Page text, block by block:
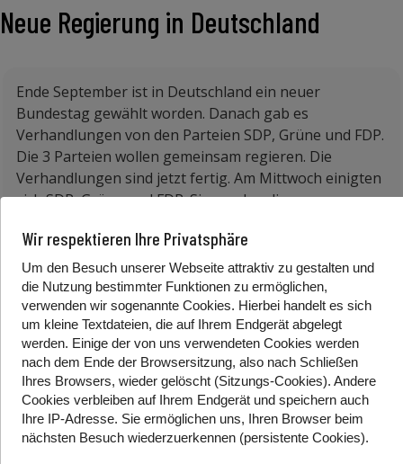
Neue Regierung in Deutschland
Ende September ist in Deutschland ein neuer
Bundestag gewählt worden. Danach gab es
Verhandlungen von den Parteien SDP, Grüne und FDP.
Die 3 Parteien wollen gemeinsam regieren. Die
Verhandlungen sind jetzt fertig. Am Mittwoch einigten
sich SDP, Grüne und FDP. Sie werden die neue
Deutschland. Er wird der Nachfolger von Angela
Merkel. Sie war die letzten 16 Jahre Deutschlands
Bundeskanzlerin.
Erklärung:Bundestag
Der Bundestag ist das Parlament von Deutschland.
Dort arbeiten die Politiker. Sie beraten und
beschließen dort Gesetze. Sie halten im Bundestag
Wir respektieren Ihre Privatsphäre
Um den Besuch unserer Webseite attraktiv zu gestalten und
die Nutzung bestimmter Funktionen zu ermöglichen,
verwenden wir sogenannte Cookies. Hierbei handelt es sich
um kleine Textdateien, die auf Ihrem Endgerät abgelegt
werden. Einige der von uns verwendeten Cookies werden
nach dem Ende der Browsersitzung, also nach Schließen
Ihres Browsers, wieder gelöscht (Sitzungs-Cookies). Andere
Cookies verbleiben auf Ihrem Endgerät und speichern auch
Ihre IP-Adresse. Sie ermöglichen uns, Ihren Browser beim
nächsten Besuch wiederzuerkennen (persistente Cookies).